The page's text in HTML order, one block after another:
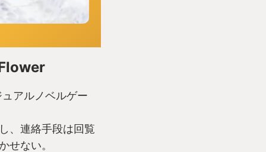
アルノベルゲー
、連絡手段は回覧
せない。